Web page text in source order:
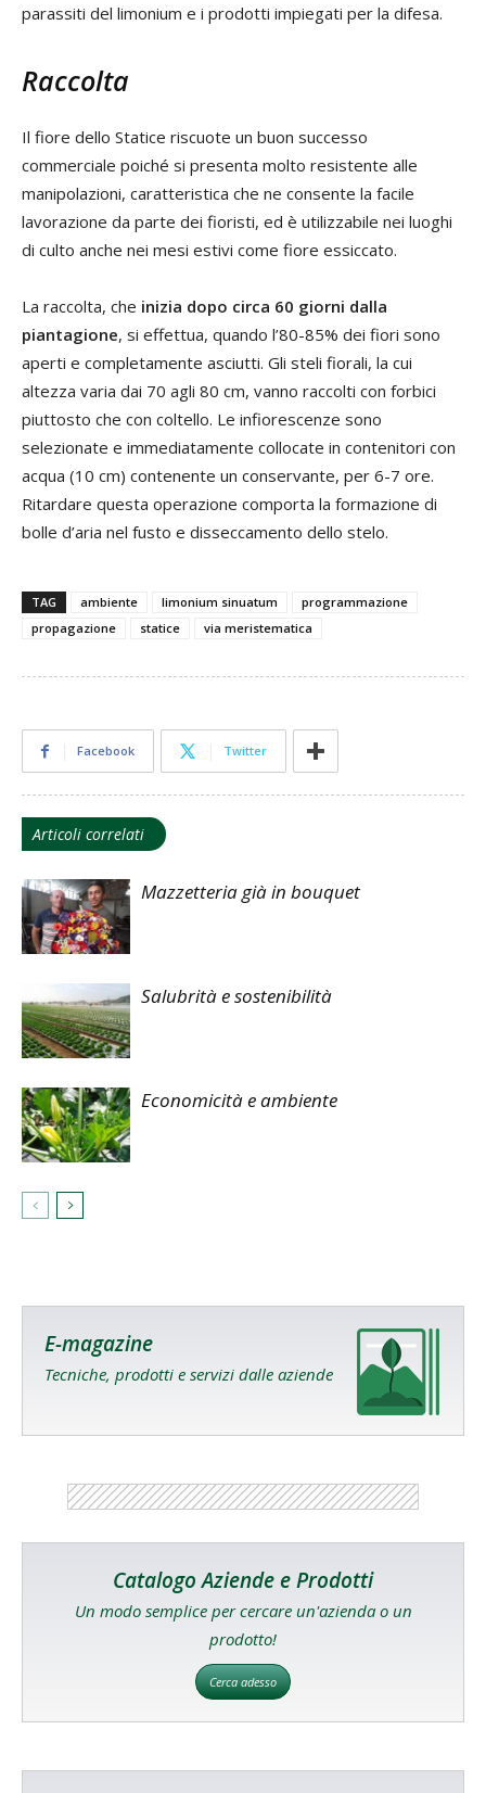
parassiti del limonium e i prodotti impiegati per la difesa.
Raccolta
Il fiore dello Statice riscuote un buon successo
commerciale poiché si presenta molto resistente alle
manipolazioni, caratteristica che ne consente la facile
lavorazione da parte dei fioristi, ed è utilizzabile nei luoghi
di culto anche nei mesi estivi come fiore essiccato.
La raccolta, che inizia dopo circa 60 giorni dalla
piantagione, si effettua, quando l’80-85% dei fiori sono
aperti e completamente asciutti. Gli steli fiorali, la cui
altezza varia dai 70 agli 80 cm, vanno raccolti con forbici
piuttosto che con coltello. Le infiorescenze sono
selezionate e immediatamente collocate in contenitori con
acqua (10 cm) contenente un conservante, per 6-7 ore.
Ritardare questa operazione comporta la formazione di
bolle d’aria nel fusto e disseccamento dello stelo.
TAG ambiente limonium sinuatum
programmazione
propagazione
statice via meristematica
Facebook Twitter
Articoli correlati
Mazzetteria già in bouquet
Salubrità e sostenibilità
Economicità e ambiente
E-magazine
Tecniche, prodotti e servizi dalle aziende
Catalogo Aziende e Prodotti
Un modo semplice per cercare un'azienda o un
prodotto!
Cerca adesso